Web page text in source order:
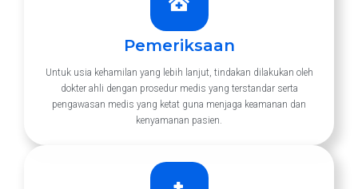
Pemeriksaan
Untuk usia kehamilan yang lebih lanjut, tindakan dilakukan oleh
dokter ahli dengan prosedur medis yang terstandar serta
pengawasan medis yang ketat guna menjaga keamanan dan
kenyamanan pasien.